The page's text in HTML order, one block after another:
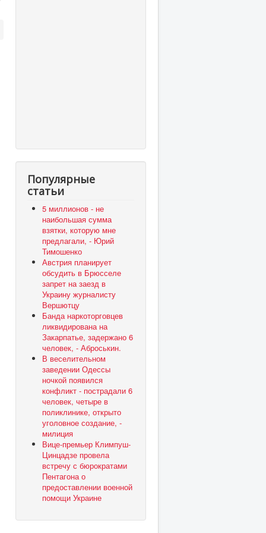
Популярные
статьи
5 миллионов - не
наибольшая сумма
взятки, которую мне
предлагали, - Юрий
Тимошенко
Австрия планирует
обсудить в Брюсселе
запрет на заезд в
Украину журналисту
Вершютцу
Банда наркоторговцев
ликвидирована на
Закарпатье, задержано 6
человек, - Аброськин.
В веселительном
заведении Одессы
ночкой появился
конфликт - пострадали 6
человек, четыре в
поликлинике, открыто
уголовное создание, -
милиция
Вице-премьер Климпуш-
Цинцадзе провела
встречу с бюрократами
Пентагона о
предоставлении военной
помощи Украине